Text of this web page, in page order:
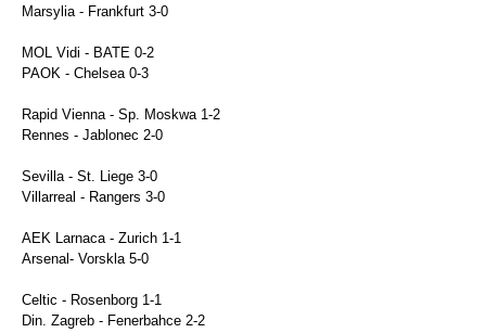
Marsylia - Frankfurt 3-0
MOL Vidi - BATE 0-2
PAOK - Chelsea 0-3
Rapid Vienna - Sp. Moskwa 1-2
Rennes - Jablonec 2-0
Sevilla - St. Liege 3-0
Villarreal - Rangers 3-0
AEK Larnaca - Zurich 1-1
Arsenal- Vorskla 5-0
Celtic - Rosenborg 1-1
Din. Zagreb - Fenerbahce 2-2